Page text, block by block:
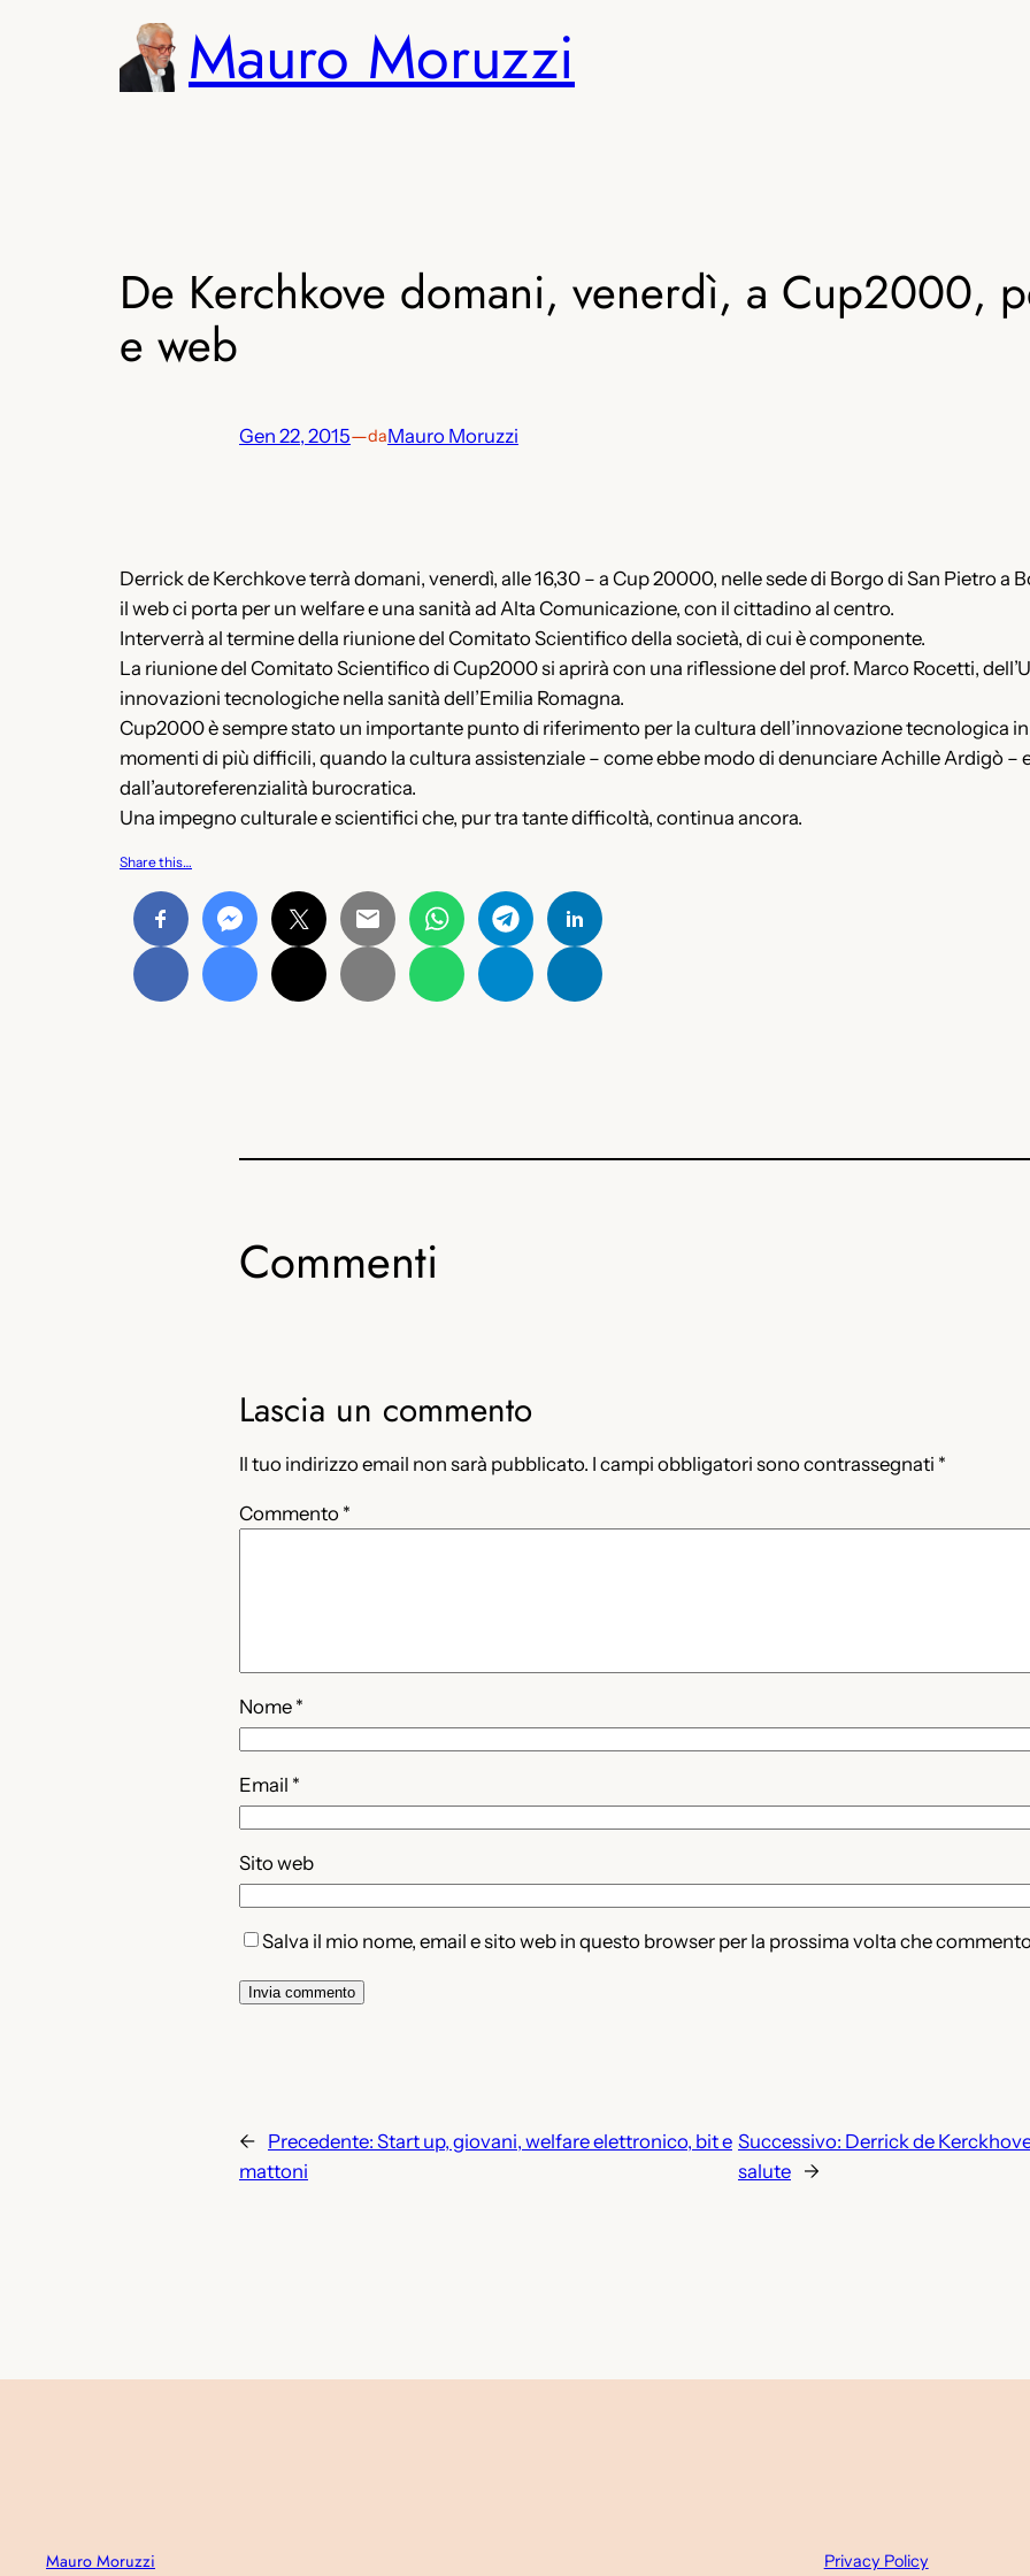
Mauro Moruzzi
De Kerchkove domani, venerdì, a Cup2000,
e web
Gen 22, 2015—daMauro Moruzzi
Derrick de Kerchkove terrà domani, venerdì, alle 16,30 – a Cup 20000, nelle sede di Borgo di San Pietro a
il web ci porta per un welfare e una sanità ad Alta Comunicazione, con il cittadino al centro.
Interverrà al termine della riunione del Comitato Scientifico della società, di cui è componente.
La riunione del Comitato Scientifico di Cup2000 si aprirà con una riflessione del prof. Marco Rocetti,
innovazioni tecnologiche nella sanità dell’Emilia Romagna.
Cup2000 è sempre stato un importante punto di riferimento per la cultura dell’innovazione tecnologica in
momenti di più difficili, quando la cultura assistenziale – come ebbe modo di denunciare Achille Ardigò
dall’autoreferenzialità burocratica.
Una impegno culturale e scientifici che, pur tra tante difficoltà, continua ancora.
Share this…
Commenti
Lascia un commento
Il tuo indirizzo email non sarà pubblicato. I campi obbligatori sono contrassegnati *
Commento *
Nome *
Email *
Sito web
Salva il mio nome, email e sito web in questo browser per la prossima volta che
← Precedente: Start up, giovani, welfare elettronico, bit e
mattoni
Successivo: Derrick de
salute →
Mauro Moruzzi Privacy Policy